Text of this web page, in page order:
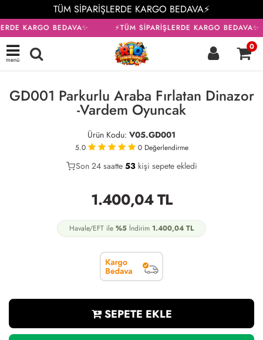
TÜM SİPARİŞLERDE KARGO BEDAVA⚡
KARGO BEDAVA✨ ⚡TÜM SİPARİŞLERDE KARGO BEDAVA✨
menü
0
GD001 Parkurlu Araba Fırlatan Dinazor
-Vardem Oyuncak
Ürün Kodu: V05.GD001
5.0 0 Değerlendirme
26
Son 24 saatte 53kişi sepete ekledi
23
1.400,04TL
Havale/EFT ile %5 İndirim 1.400,04 TL
SEPETE EKLE